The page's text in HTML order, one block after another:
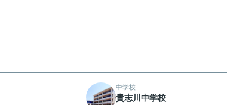
中学校
貴志川中学校